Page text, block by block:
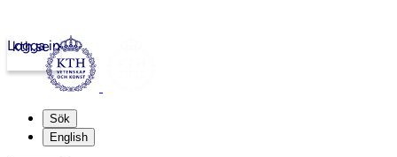
kth.se
Logga in
Sök
English